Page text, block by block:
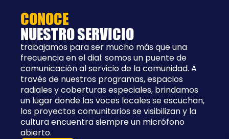
CONOCE
NUESTRO SERVICIO
trabajamos para ser mucho más que una
frecuencia en el dial: somos un puente de
comunicación al servicio de la comunidad. A
través de nuestros programas, espacios
radiales y coberturas especiales, brindamos
un lugar donde las voces locales se escuchan,
los proyectos comunitarios se visibilizan y la
cultura encuentra siempre un micrófono
abierto.